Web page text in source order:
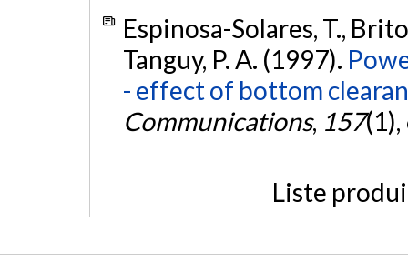
Espinosa-Solares, T.,
Tanguy, P. A. (1997).
- effect of bottom
Communications, 157
Liste